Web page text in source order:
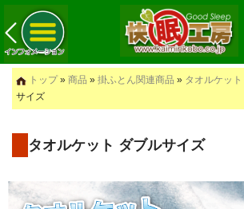
トップ» 商品 » 掛ふとん関連商品 » タオルケット
サイズ
タオルケット ダブルサイズ